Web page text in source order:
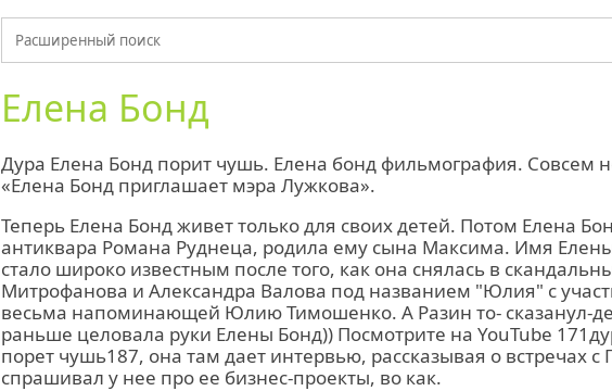
Елена Бонд
Дура Елена Бонд порит чушь. Елена бонд фильмография. Совсем
«Елена Бонд приглашает мэра Лужкова».
Теперь Елена Бонд живет только для своих детей. Потом Елена
антиквара Романа Руднеца, родила ему сына Максима. Имя
стало широко известным после того, как она снялась в
Митрофанова и Александра Валова под названием "Юлия" с
весьма напоминающей Юлию Тимошенко. А Разин то- сказанул-
раньше целовала руки Елены Бонд)) Посмотрите на YouTube
порет чушь187, она там дает интервью, рассказывая о встречах
спрашивал у нее про ее бизнес-проекты, во как.